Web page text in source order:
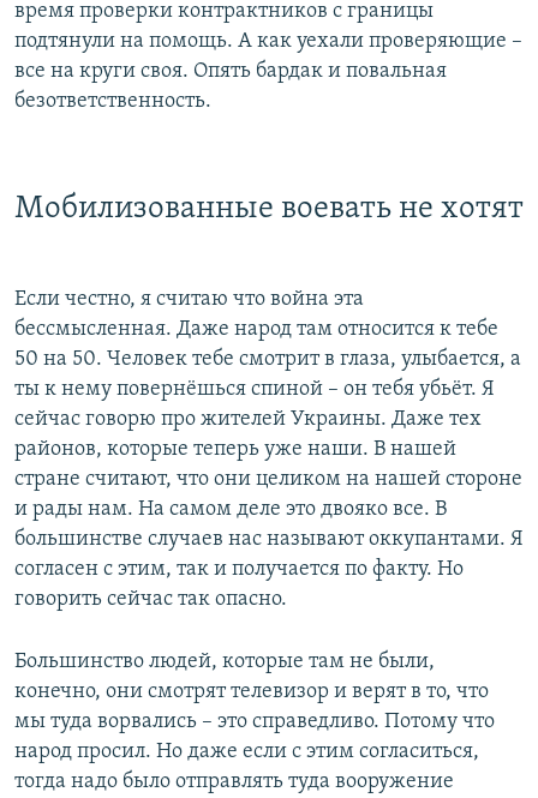
время проверки контрактников с границы
подтянули на помощь. А как уехали проверяющие –
все на круги своя. Опять бардак и повальная
безответственность.
Мобилизованные воевать не хотят
Если честно, я считаю что война эта
бессмысленная. Даже народ там относится к тебе
50 на 50. Человек тебе смотрит в глаза, улыбается, а
ты к нему повернёшься спиной – он тебя убьёт. Я
сейчас говорю про жителей Украины. Даже тех
районов, которые теперь уже наши. В нашей
стране считают, что они целиком на нашей стороне
и рады нам. На самом деле это двояко все. В
большинстве случаев нас называют оккупантами. Я
согласен с этим, так и получается по факту. Но
говорить сейчас так опасно.
Большинство людей, которые там не были,
конечно, они смотрят телевизор и верят в то, что
мы туда ворвались – это справедливо. Потому что
народ просил. Но даже если с этим согласиться,
тогда надо было отправлять туда вооружение